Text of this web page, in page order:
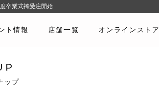
ト情報 店舗一覧 オンラインストア
ップ
卒業式袴受注開始